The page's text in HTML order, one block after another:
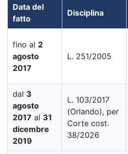
Data del
fatto
Disciplina
fino al 2
agosto
2017
L. 251/2005
dal 3
agosto
2017 al 31
dicembre
2019
L. 103/2017
(Orlando), per
Corte cost.
38/2026